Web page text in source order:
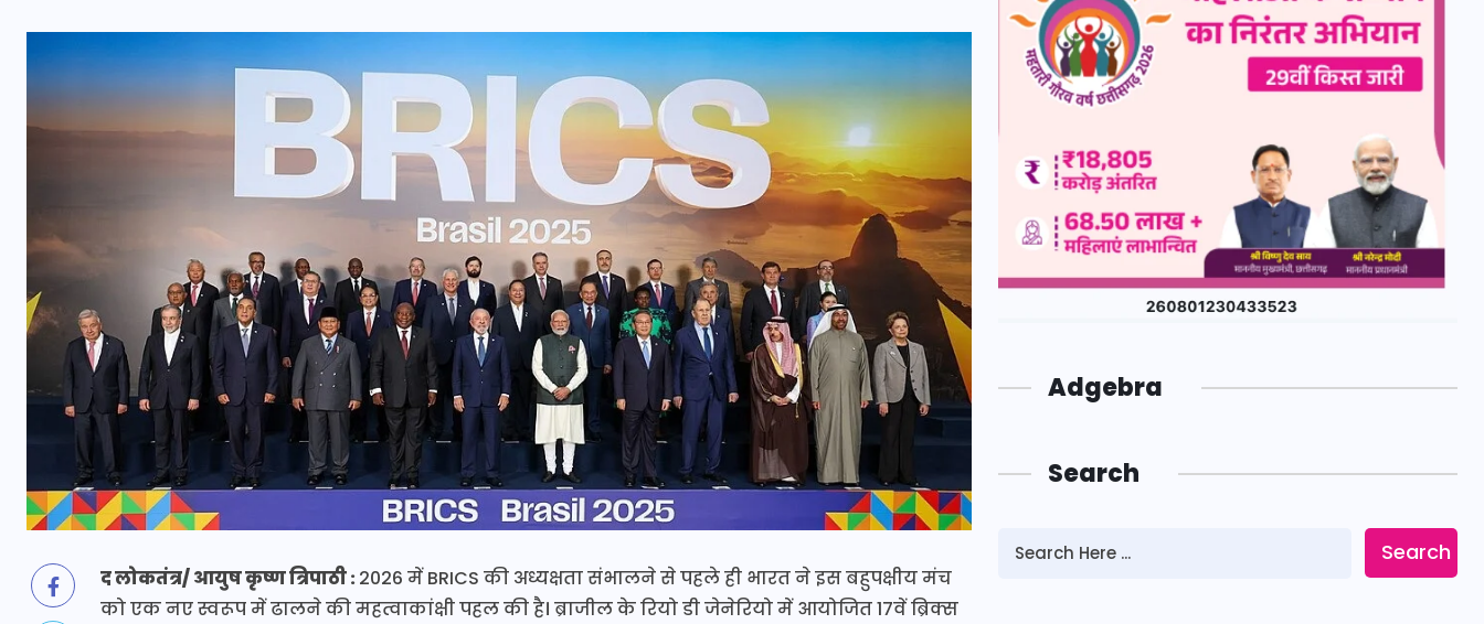
द लोकतंत्र/ आयुष कृष्ण त्रिपाठी :2026 में BRICS की अध्यक्षता संभालने से पहले ही भारत ने इस बहुपक्षीय मंच
को एक नए स्वरूप में ढालने की महत्वाकांक्षी पहल की है। ब्राजील के रियो डी जेनेरियो में आयोजित 17वें ब्रिक्स
Adgebra
Search
Search